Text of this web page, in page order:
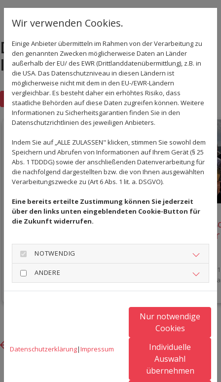
DAS KÖNNTE DICH AUCH
INTERESSIEREN!
Zurück zur Übersicht
Einladung zum Tennis
21. Juli 2026 21. Juli 2026
Die
auf. Auch
Previous
Next
Wir verwenden Cookies.
Einige Anbieter übermitteln im Rahmen von der Verarbeitung zu
den genannten Zwecken möglicherweise Daten an Länder
außerhalb der EU/ des EWR (Drittlanddatenübermittlung), z.B. in
die USA. Das Datenschutzniveau in diesen Ländern ist
möglicherweise nicht mit dem in den EU-/EWR-Ländern
vergleichbar. Es besteht daher ein erhöhtes Risiko, dass
staatliche Behörden auf diese Daten zugreifen können. Weitere
Informationen zu Sicherheitsgarantien finden Sie in den
Datenschutzrichtlinien des jeweiligen Anbieters.
Indem Sie auf „ALLE ZULASSEN" klicken, stimmen Sie sowohl dem
Speichern und Abrufen von Informationen auf Ihrem Gerät (§ 25
Abs. 1 TDDDG) sowie der anschließenden Datenverarbeitung für
die nachfolgend dargestellten bzw. die von Ihnen ausgewählten
Verarbeitungszwecke zu (Art 6 Abs. 1 lit. a. DSGVO).
Eine bereits erteilte Zustimmung können Sie jederzeit
über den links unten eingeblendeten Cookie-Button für
die Zukunft widerrufen.
NOTWENDIG
ANDERE
Datenschutzerklärung|Impressum
Nur notwendige
Cookies
Individuelle
Auswahl
übernehmen